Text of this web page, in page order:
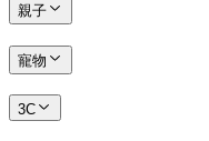
親子
寵物
3C